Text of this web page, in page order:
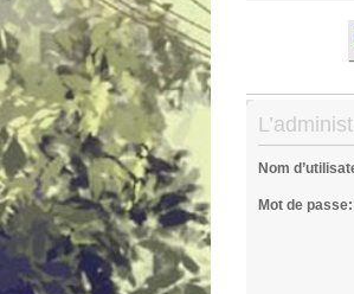
Nom
Mot de passe: